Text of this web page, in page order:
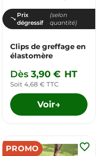
Prix
dégressif
(selon
quantité)
Clips de greffage en
élastomère
Dès 3,90 € HT
Soit 4,68 € TTC
Voir→
PROMO favorite_border